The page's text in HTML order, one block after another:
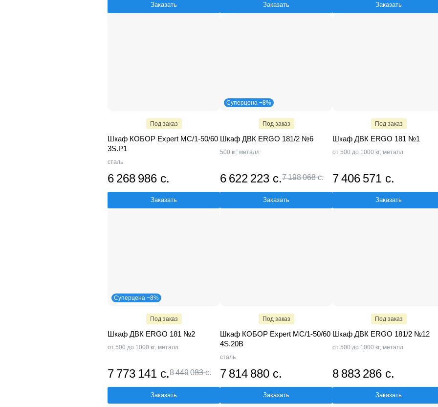
Заказать Заказать Заказать
Под заказ
Шкаф КОБОР Expert MC/1-50/60
3S.P1
сталь
6 268 986 с.
Заказать
Суперцена −8%
Под заказ
Шкаф ДВК ERGO 181/2 №6
500 кг; металл
6 622 223 с.7 198 068 с.
Заказать
Под заказ
Шкаф ДВК ERGO 181 №1
от 500 до 1000 кг; металл
7 406 571 с.
Заказать
Суперцена −8%
Под заказ
Шкаф ДВК ERGO 181 №2
от 500 до 1000 кг; металл
7 773 141 с.8 449 083 с.
Заказать
Под заказ
Шкаф КОБОР Expert MC/1-50/60
4S.20B
сталь
7 814 880 с.
Заказать
Под заказ
Шкаф ДВК ERGO 181/2 №12
от 500 до 1000 кг; металл
8 883 286 с.
Заказать